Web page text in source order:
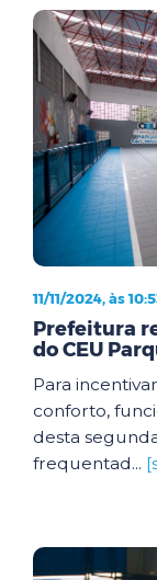
11/11/2024, às
Prefeitura
do CEU
Para
conforto,
desta
frequentad...